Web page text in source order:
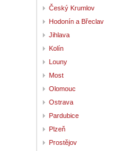
Český Krumlov
Hodonín a Břeclav
Jihlava
Kolín
Louny
Most
Olomouc
Ostrava
Pardubice
Plzeň
Prostějov